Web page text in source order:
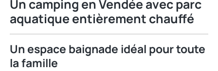
Un camping en Vendée avec parc
aquatique entièrement chauffé
Un espace baignade idéal pour toute
la famille